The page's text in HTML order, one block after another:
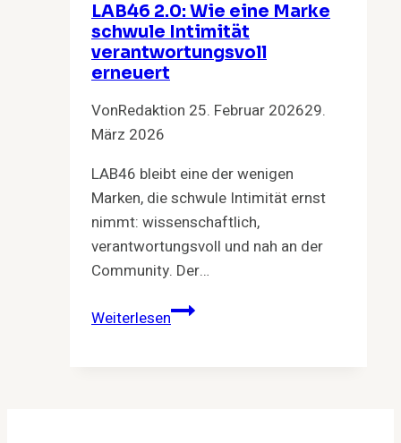
LAB46 2.0: Wie eine Marke
schwule Intimität
verantwortungsvoll
erneuert
VonRedaktion 25. Februar 202629.
März 2026
LAB46 bleibt eine der wenigen
Marken, die schwule Intimität ernst
nimmt: wissenschaftlich,
verantwortungsvoll und nah an der
Community. Der…
WeiterlesenLAB46